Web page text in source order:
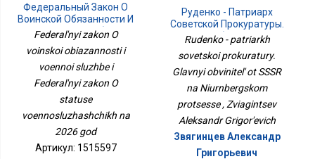
Федеральный Закон О
Воинской Обязанности И
Военной Службе И
Федеральный Закон О
Статусе
Военнослужащих На
2026 Год
Federal'nyi zakon O
voinskoi obiazannosti i
voennoi sluzhbe i
Federal'nyi zakon O
statuse
voennosluzhashchikh na
2026 god
Артикул: 1515597
Руденко - Патриарх
Советской Прокуратуры.
Главный Обвинитель От
СССР На Нюрнбергском
Процессе
Rudenko - patriarkh
sovetskoi prokuratury.
Glavnyi obvinitel' ot SSSR
na Niurnbergskom
protsesse , Zviagintsev
Aleksandr Grigor'evich
Звягинцев Александр
Григорьевич